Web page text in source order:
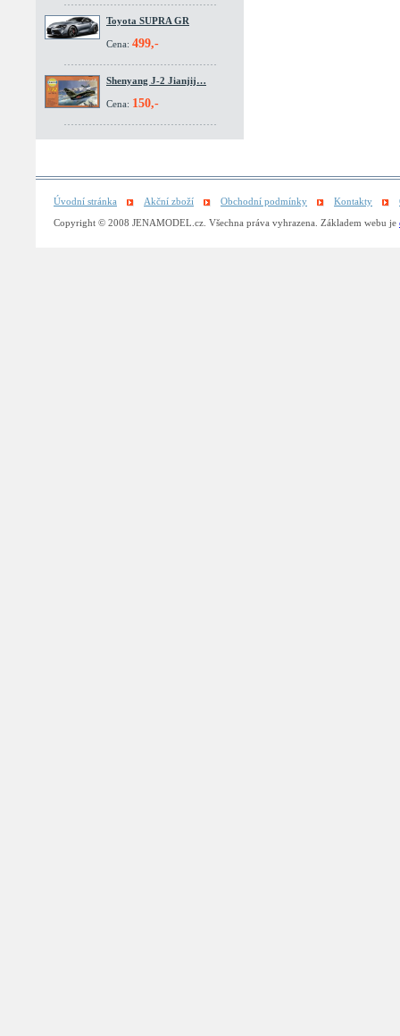
Toyota SUPRA GR
Cena: 499,-
Shenyang J-2 Jianjij…
Cena: 150,-
Úvodní stránka Akční zboží Obchodní podmínky Kontakty
Copyright © 2008 JENAMODEL.cz. Všechna práva vyhrazena. Základem webu je